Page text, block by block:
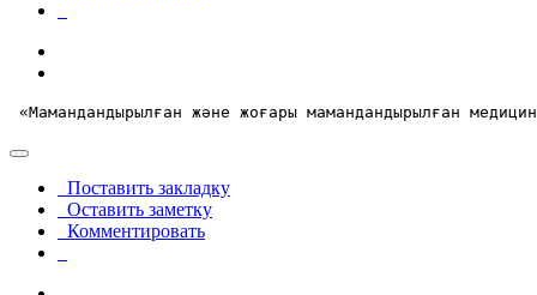
«Мамандандырылған және жоғары мамандандырылған
Поставить закладку
Оставить заметку
Комментировать